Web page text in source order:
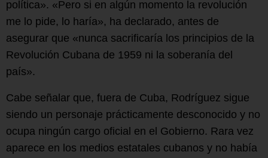
política». «Pero si en algún momento la revolución
me lo pide, lo haría», ha declarado, antes de
asegurar que «nunca sacrificaría los principios de la
Revolución Cubana de 1959 ni la soberanía del
país».
Cabe señalar que, fuera de Cuba, Rodríguez sigue
siendo un personaje prácticamente desconocido y no
ocupa ningún cargo oficial en el Gobierno. Rara vez
aparece en los medios estatales cubanos y no había